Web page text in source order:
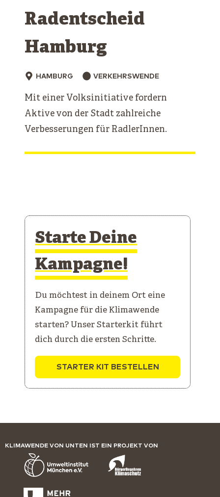
Radentscheid
Hamburg
HAMBURG VERKEHRSWENDE
Mit einer Volksinitiative fordern
Aktive von der Stadt zahlreiche
Verbesserungen für RadlerInnen.
Starte Deine
Kampagne!
Du möchtest in deinem Ort eine
Kampagne für die Klimawende
starten? Unser Starterkit führt
dich durch die ersten Schritte.
STARTER KIT BESTELLEN
KLIMAWENDE VON UNTEN IST EIN PROJEKT VON